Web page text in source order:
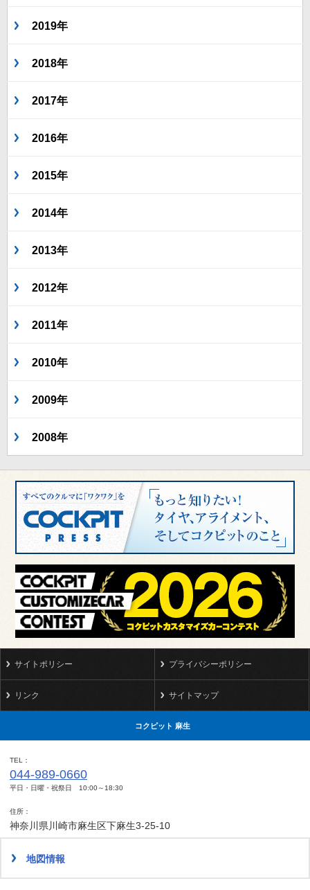
2019年
2018年
2017年
2016年
2015年
2014年
2013年
2012年
2011年
2010年
2009年
2008年
サイトポリシー プライバシーポリシー
リンク サイトマップ
コクピット 麻生
TEL
044-989-0660
平日・日曜・祝祭日 10:00～18:30
住所
神奈川県川崎市麻生区下麻生3-25-10
地図情報